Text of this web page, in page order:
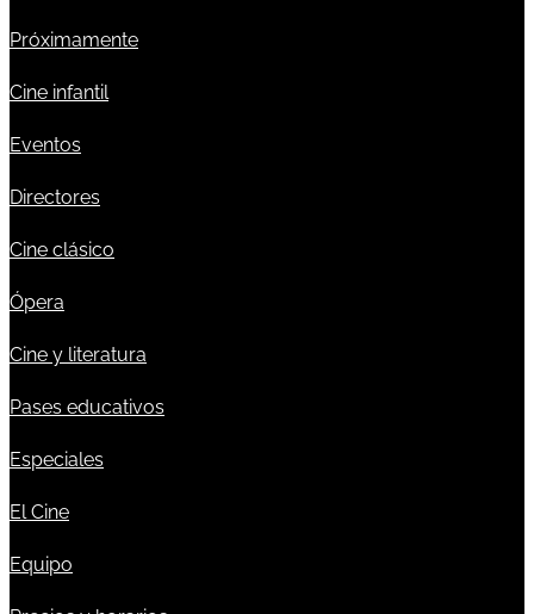
Próximamente
Cine infantil
Eventos
Directores
Cine clásico
Ópera
Cine y literatura
Pases educativos
Especiales
El Cine
Equipo